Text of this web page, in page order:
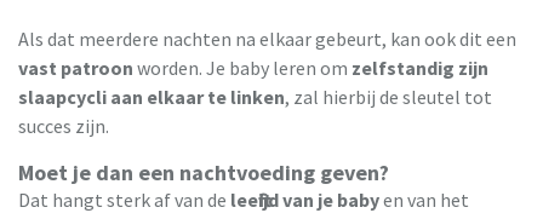
Als dat meerdere nachten na elkaar gebeurt, kan ook dit een
vast patroon worden. Je baby leren om zelfstandig zijn
slaapcycli aan elkaar te linken, zal hierbij de sleutel tot
succes zijn.
Moet je dan een nachtvoeding geven?
Dat hangt sterk af van de leeftijd van je babyen van het